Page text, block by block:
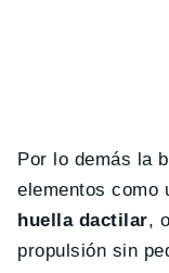
Por lo demás la
elementos como
huella dactilar,
propulsión sin